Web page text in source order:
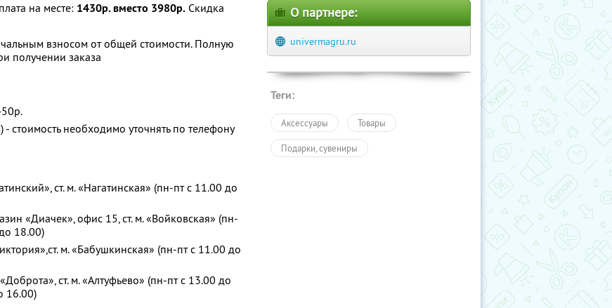
на месте: 1430р. вместо 3980р. Скидка
взносом от общей стоимости. Полную
получении заказа
необходимо уточнять по телефону
ст. м. «Нагатинская» (пн-пт с 11.00 до
«Диачек», офис 15, ст. м. «Войковская» (пн-
18.00)
м. «Бабушкинская» (пн-пт с 11.00 до
ст. м. «Алтуфьево» (пн-пт с 13.00 до
16.00)
О партнере:
univermagru.ru
Теги:
Аксессуары Товары
Подарки, сувениры